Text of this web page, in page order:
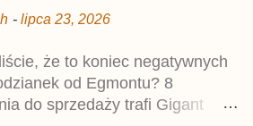
jest przedrukiem drugiego
Phantomias Collection ,
do sprzedaży pod koniec
- lipca 23, 2026
że to koniec negatywnych
od Egmontu? 8
do sprzedaży trafi Gigant